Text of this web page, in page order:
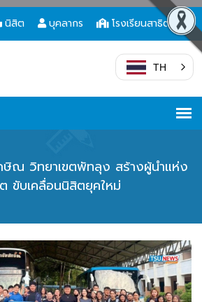
นิสิต บุคลากร โรงเรียนสาธิต
TH
ณ วิทยาเขตพัทลุง สร้างผู้นำแห่ง
ขับเคลื่อนนิสิตยุคใหม่